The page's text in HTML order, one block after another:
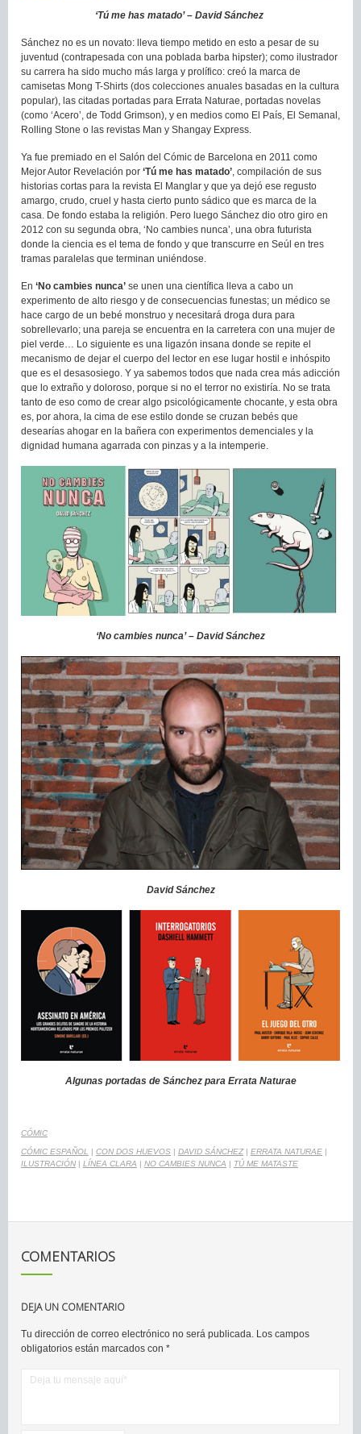
‘Tú me has matado’ – David Sánchez
Sánchez no es un novato: lleva tiempo metido en esto a pesar de su
juventud (contrapesada con una poblada barba hipster); como ilustrador
su carrera ha sido mucho más larga y prolífico: creó la marca de
camisetas Mong T-Shirts (dos colecciones anuales basadas en la cultura
popular), las citadas portadas para Errata Naturae, portadas novelas
(como ‘Acero’, de Todd Grimson), y en medios como El País, El Semanal,
Rolling Stone o las revistas Man y Shangay Express.
Ya fue premiado en el Salón del Cómic de Barcelona en 2011 como
Mejor Autor Revelación por ‘Tú me has matado’, compilación de sus
historias cortas para la revista El Manglar y que ya dejó ese regusto
amargo, crudo, cruel y hasta cierto punto sádico que es marca de la
casa. De fondo estaba la religión. Pero luego Sánchez dio otro giro en
2012 con su segunda obra, ‘No cambies nunca’, una obra futurista
donde la ciencia es el tema de fondo y que transcurre en Seúl en tres
tramas paralelas que terminan uniéndose.
En ‘No cambies nunca’ se unen una científica lleva a cabo un
experimento de alto riesgo y de consecuencias funestas; un médico se
hace cargo de un bebé monstruo y necesitará droga dura para
sobrellevarlo; una pareja se encuentra en la carretera con una mujer de
piel verde… Lo siguiente es una ligazón insana donde se repite el
mecanismo de dejar el cuerpo del lector en ese lugar hostil e inhóspito
que es el desasosiego. Y ya sabemos todos que nada crea más adicción
que lo extraño y doloroso, porque si no el terror no existiría. No se trata
tanto de eso como de crear algo psicológicamente chocante, y esta obra
es, por ahora, la cima de ese estilo donde se cruzan bebés que
desearías ahogar en la bañera con experimentos demenciales y la
dignidad humana agarrada con pinzas y a la intemperie.
‘No cambies nunca’ – David Sánchez
David Sánchez
Algunas portadas de Sánchez para Errata Naturae
CÓMIC
CÓMIC ESPAÑOL | CON DOS HUEVOS | DAVID SÁNCHEZ| ERRATA NATURAE |
ILUSTRACIÓN | LÍNEA CLARA | NO CAMBIES NUNCA | TÚ ME MATASTE
COMENTARIOS
DEJA UN COMENTARIO
Tu dirección de correo electrónico no será publicada. Los campos
obligatorios están marcados con *